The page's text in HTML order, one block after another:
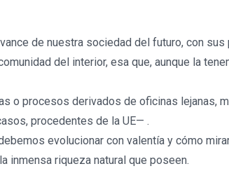
de nuestra sociedad del futuro, con
del interior, esa que, aunque la
o procesos derivados de oficinas lejanas,
procedentes de la UE— .
evolucionar con valentía y cómo
inmensa riqueza natural que poseen.